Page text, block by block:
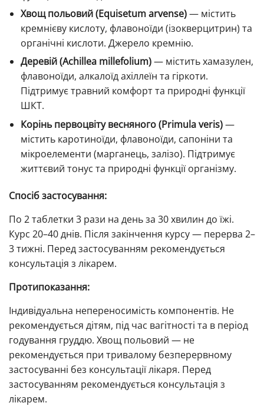
Хвощ польовий (Equisetum arvense)— містить
кремнієву кислоту, флавоноїди (ізокверцитрин) та
органічні кислоти. Джерело кремнію.
Деревій (Achillea millefolium)— містить хамазулен,
флавоноїди, алкалоїд ахіллеїн та гіркоти.
Підтримує травний комфорт та природні функції
ШКТ.
Корінь первоцвіту весняного (Primula veris)—
містить каротиноїди, флавоноїди, сапоніни та
мікроелементи (марганець, залізо). Підтримує
життєвий тонус та природні функції організму.
Спосіб застосування:
По 2 таблетки 3 рази на день за 30 хвилин до їжі.
Курс 20–40 днів. Після закінчення курсу — перерва 2–
3 тижні. Перед застосуванням рекомендується
консультація з лікарем.
Протипоказання:
Індивідуальна непереносимість компонентів. Не
рекомендується дітям, під час вагітності та в період
годування груддю. Хвощ польовий — не
рекомендується при тривалому безперервному
застосуванні без консультації лікаря. Перед
застосуванням рекомендується консультація з
лікарем.